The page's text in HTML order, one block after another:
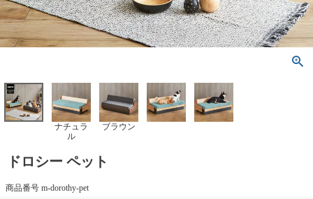
ナチュラ
ル
ブラウン
ドロシー ペット
商品番号 m-dorothy-pet